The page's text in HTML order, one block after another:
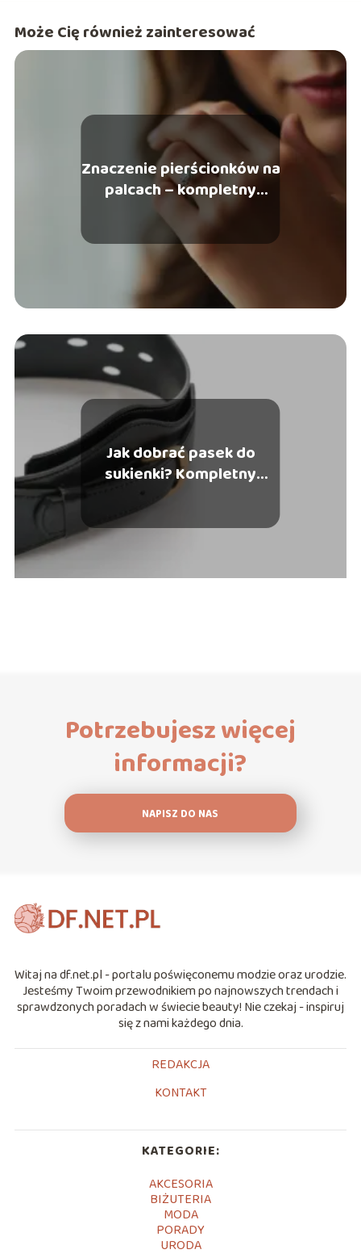
Może Cię również zainteresować
Znaczenie pierścionków na
palcach – kompletny
przewodnik po symbolice
Jak dobrać pasek do
sukienki? Kompletny
przewodnik
Potrzebujesz więcej
informacji?
NAPISZ DO NAS
Witaj na df.net.pl - portalu poświęconemu modzie oraz urodzie.
Jesteśmy Twoim przewodnikiem po najnowszych trendach i
sprawdzonych poradach w świecie beauty! Nie czekaj - inspiruj
się z nami każdego dnia.
REDAKCJA
KONTAKT
KATEGORIE:
AKCESORIA
BIŻUTERIA
MODA
PORADY
URODA